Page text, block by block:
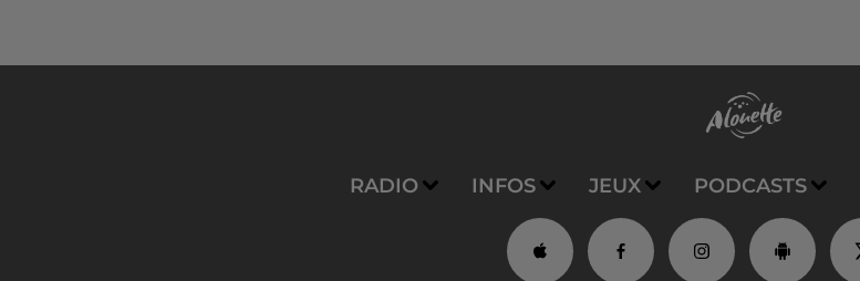
RADIO INFOS JEUX PODCASTS